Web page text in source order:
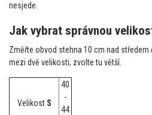
nesjede.
Jak vybrat správnou
Změřte obvod stehna 10 cm nad středem
mezi dvě velikosti, zvolte tu větší.
Velikost S
40
-
44